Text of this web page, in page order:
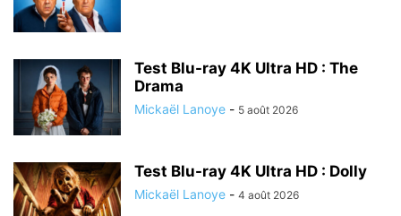
Test Blu-ray 4K Ultra HD : The
Drama
Mickaël Lanoye - 5 août 2026
Test Blu-ray 4K Ultra HD : Dolly
Mickaël Lanoye - 4 août 2026